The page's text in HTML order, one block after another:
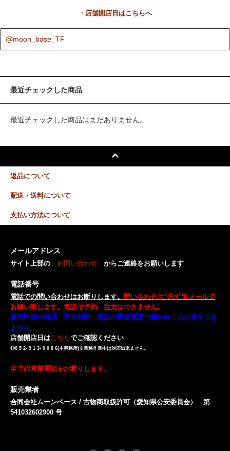
・店舗開店日はこちらへ
@moon_base_TF
最近チェックした商品
最近チェックした商品はまだありません。
返品について
配送・送料について
支払い方法について
メールアドレス
サイト上部の お問い合わせ からご連絡をお願いします
電話番号
電話での問い合わせはお断りします。
問い合わせは"必ず”Eメールで
お願い致します。電話で予約、注文はできません。
販売時期の確認、不良対応、商品内容等電話で聞かれてもお答えでき
ません。
店舗開店日はこちらでご確認ください
◎0 5 2- 9 1 3- 0 0 8 6(本事務所)※業務作業中は対応出来ません。
全ての営業電話をお断りします。
販売業者
合同会社ムーンベース / 古物商取扱許可（愛知県公安委員会） 第
541032602900 号